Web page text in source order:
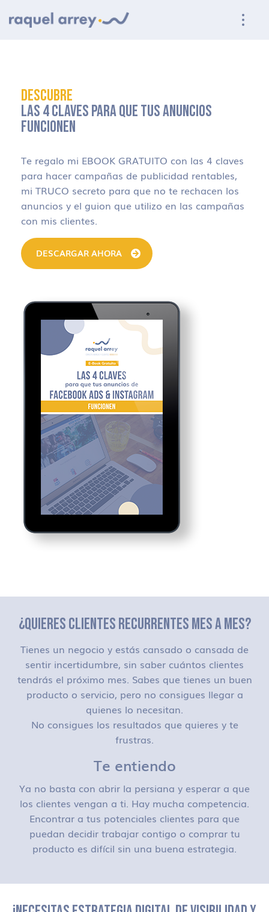
DESCUBRE
LAS 4 CLAVES PARA QUE TUS ANUNCIOS
FUNCIONEN
Te regalo mi EBOOK GRATUITO con las 4 claves
para hacer campañas de publicidad rentables,
mi TRUCO secreto para que no te rechacen los
anuncios y el guion que utilizo en las campañas
con mis clientes.
DESCARGAR AHORA
¿QUIERES CLIENTES RECURRENTES MES A MES?
Tienes un negocio y estás cansado o cansada de
sentir incertidumbre, sin saber cuántos clientes
tendrás el próximo mes. Sabes que tienes un buen
producto o servicio, pero no consigues llegar a
quienes lo necesitan.
No consigues los resultados que quieres y te
frustras.
Te entiendo
Ya no basta con abrir la persiana y esperar a que
los clientes vengan a ti. Hay mucha competencia.
Encontrar a tus potenciales clientes para que
puedan decidir trabajar contigo o comprar tu
producto es difícil sin una buena estrategia.